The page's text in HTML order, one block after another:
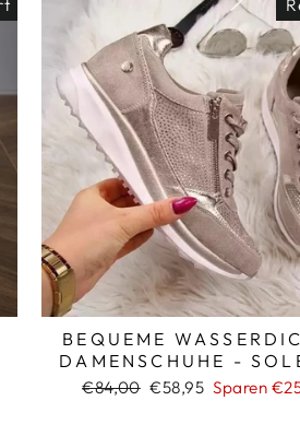
BEQUEME
DAMENSCHUHE -
Normaler
€84,00 Sonderpreis
€58,95 Sparen